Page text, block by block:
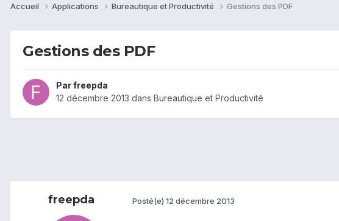
Accueil Applications Bureautique et Productivité Gestions des PDF
Gestions des PDF
Parfreepda
12 décembre 2013 dans Bureautique et Productivité
freepda Posté(e) 12 décembre 2013